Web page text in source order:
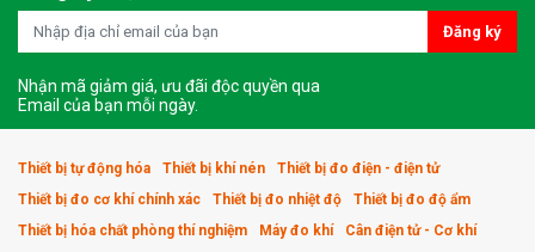
Đăng ký
Nhận mã giảm giá, ưu đãi độc quyền qua
Email của bạn mỗi ngày.
Thiết bị tự động hóa Thiết bị khí nén
Thiết bị đo điện - điện tử
Thiết bị đo cơ khí chính xác
Thiết bị đo nhiệt độ
Thiết bị đo độ ẩm
Thiết bị hóa chất phòng thí nghiệm
Máy đo khí
Cân điện tử - Cơ khí